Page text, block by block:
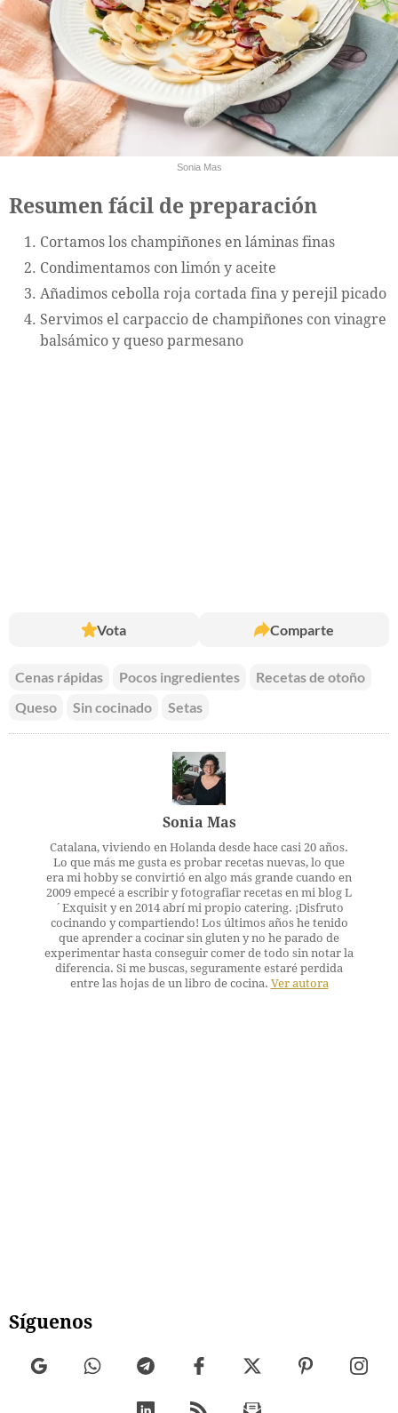
Sonia Mas
Resumen fácil de preparación
Cortamos los champiñones en láminas finas
Condimentamos con limón y aceite
Añadimos cebolla roja cortada fina y perejil picado
Servimos el carpaccio de champiñones con vinagre
balsámico y queso parmesano
Vota Comparte
Cenas rápidas Pocos ingredientes
Recetas de otoño
Queso
Sin cocinado Setas
Sonia Mas
Catalana, viviendo en Holanda desde hace casi 20 años.
Lo que más me gusta es probar recetas nuevas, lo que
era mi hobby se convirtió en algo más grande cuando en
2009 empecé a escribir y fotografiar recetas en mi blog L
´Exquisit y en 2014 abrí mi propio catering. ¡Disfruto
cocinando y compartiendo! Los últimos años he tenido
que aprender a cocinar sin gluten y no he parado de
experimentar hasta conseguir comer de todo sin notar la
diferencia. Si me buscas, seguramente estaré perdida
entre las hojas de un libro de cocina. Ver autora
Síguenos